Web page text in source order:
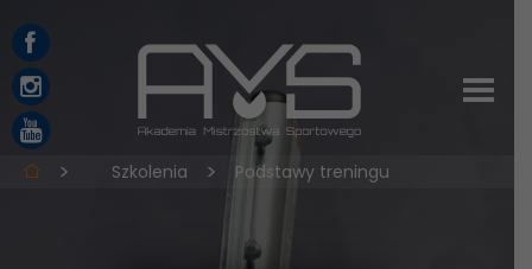
Szkolenia Podstawy treningu